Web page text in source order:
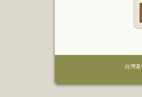
台灣